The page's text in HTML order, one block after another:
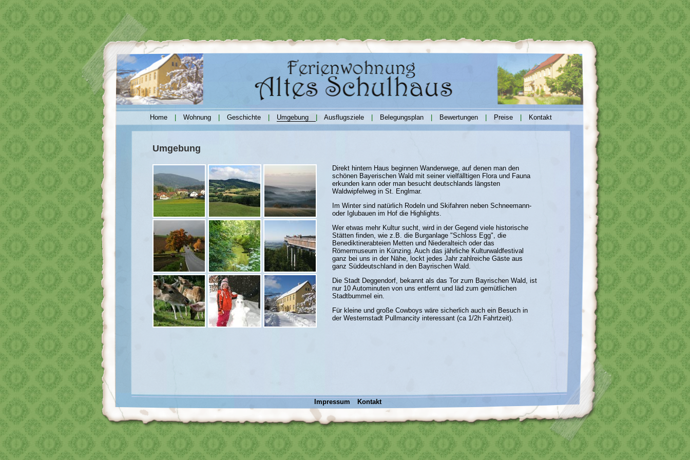
Home Wohnung Geschichte Umgebung Ausflugsziele Belegungsplan Bewertungen Preise Kontakt
Umgebung
Direkt hintern Haus beginnen Wanderwege, auf denen man den
schönen Bayerischen Wald mit seiner vielfälltigen Flora und Fauna
erkunden kann oder man besucht deutschlands längsten
Waldwipfelweg in St. Englmar.
Im Winter sind natürlich Rodeln und Skifahren neben Schneemann-
oder Iglubauen im Hof die Highlights.
Wer etwas mehr Kultur sucht, wird in der Gegend viele historische
Stätten finden, wie z.B. die Burganlage "Schloss Egg", die
Benediktinerabteien Metten und Niederalteich oder das
Römermuseum in Künzing. Auch das jährliche Kulturwaldfestival
ganz bei uns in der Nähe, lockt jedes Jahr zahlreiche Gäste aus
ganz Süddeutschland in den Bayrischen Wald.
Die Stadt Deggendorf, bekannt als das Tor zum Bayrischen Wald, ist
nur 10 Autominuten von uns entfernt und läd zum gemütlichen
Stadtbummel ein.
Für kleine und große Cowboys wäre sicherlich auch ein Besuch in
der Westernstadt Pullmancity interessant (ca 1/2h Fahrtzeit).
Impressum Kontakt